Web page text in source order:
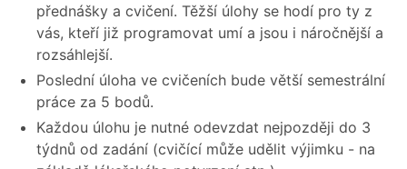
přednášky a cvičení. Těžší úlohy se hodí pro ty z
vás, kteří již programovat umí a jsou i náročnější a
rozsáhlejší.
Poslední úloha ve cvičeních bude větší semestrální
práce za 5 bodů.
Každou úlohu je nutné odevzdat nejpozději do 3
týdnů od zadání (cvičící může udělit výjimku - na